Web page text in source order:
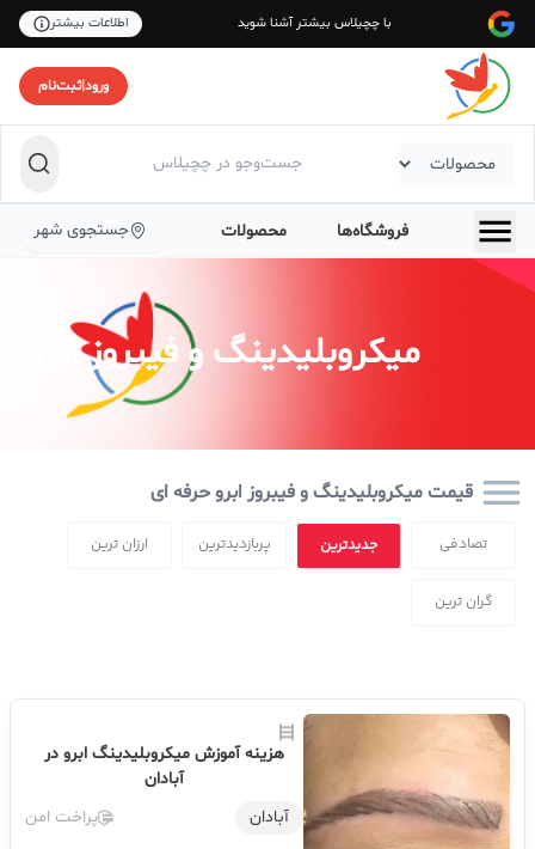
با چچیلاس بیشتر آشنا شوید اطلاعات بیشتر
ورود|ثبت‌نام
فروشگاه‌ها محصولات جستجوی شهر
میکروبلیدینگ و فیبروز ابرو
قیمت میکروبلیدینگ و فیبروز ابرو حرفه ای
تصادفی جدیدترین پربازدیدترین ارزان ترین
گران ترین
هزینه آموزش میکروبلیدینگ ابرو در
آبادان
آبادان
پراخت امن